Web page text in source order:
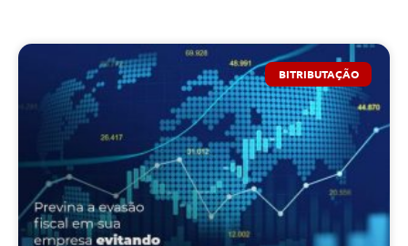
BITRIBUTAÇÃO